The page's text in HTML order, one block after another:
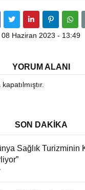
themes/
on line17
08 Haziran 2023 - 13:49
YORUM ALANI
SON DAKİKA
Sağlık Turizminin